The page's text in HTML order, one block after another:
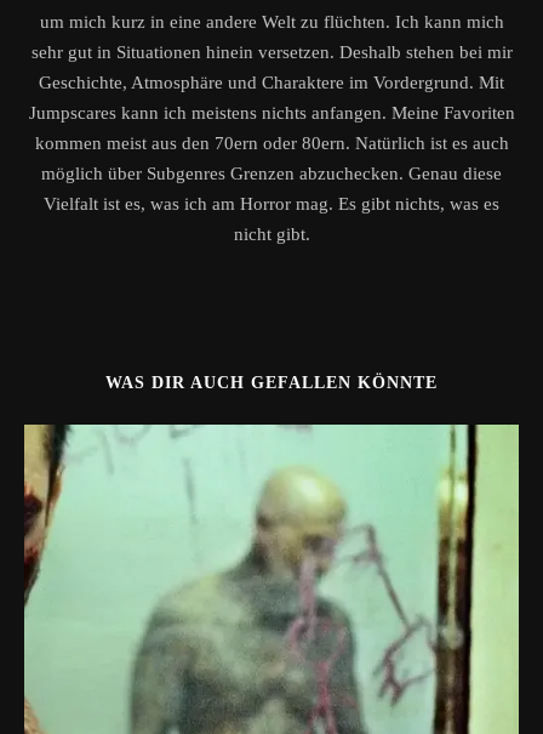
um mich kurz in eine andere Welt zu flüchten. Ich kann mich
sehr gut in Situationen hinein versetzen. Deshalb stehen bei mir
Geschichte, Atmosphäre und Charaktere im Vordergrund. Mit
Jumpscares kann ich meistens nichts anfangen. Meine Favoriten
kommen meist aus den 70ern oder 80ern. Natürlich ist es auch
möglich über Subgenres Grenzen abzuchecken. Genau diese
Vielfalt ist es, was ich am Horror mag. Es gibt nichts, was es
nicht gibt.
WAS DIR AUCH GEFALLEN KÖNNTE